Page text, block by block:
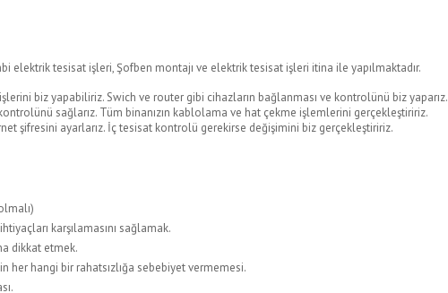
elektrik tesisat işleri, Şofben montajı ve elektrik tesisat işleri itina ile yapılmaktadır.
biz yapabiliriz. Swich ve router gibi cihazların bağlanması ve kontrolünü biz yaparız.
sağlarız. Tüm binanızın kablolama ve hat çekme işlemlerini gerçekleştiririz.
şifresini ayarlarız. İç tesisat kontrolü gerekirse değişimini biz gerçekleştiririz.
karşılamasını sağlamak.
dikkat etmek.
her hangi bir rahatsızlığa sebebiyet vermemesi.